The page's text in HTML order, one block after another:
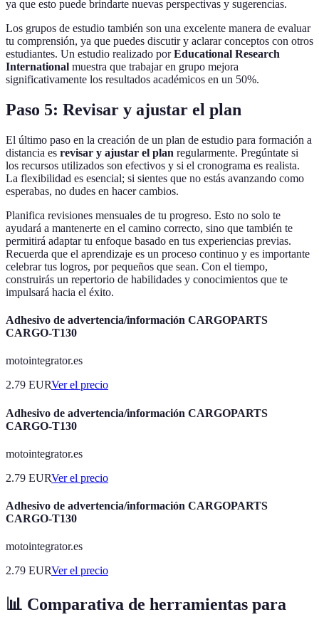
ya que esto puede brindarte nuevas perspectivas y sugerencias.
Los grupos de estudio también son una excelente manera de evaluar
tu comprensión, ya que puedes discutir y aclarar conceptos con otros
estudiantes. Un estudio realizado porEducational Research
International muestra que trabajar en grupo mejora
significativamente los resultados académicos en un 50%.
Paso 5: Revisar y ajustar el plan
El último paso en la creación de un plan de estudio para formación a
distancia es revisar y ajustar el plan regularmente. Pregúntate si
los recursos utilizados son efectivos y si el cronograma es realista.
La flexibilidad es esencial; si sientes que no estás avanzando como
esperabas, no dudes en hacer cambios.
Planifica revisiones mensuales de tu progreso. Esto no solo te
ayudará a mantenerte en el camino correcto, sino que también te
permitirá adaptar tu enfoque basado en tus experiencias previas.
Recuerda que el aprendizaje es un proceso continuo y es importante
celebrar tus logros, por pequeños que sean. Con el tiempo,
construirás un repertorio de habilidades y conocimientos que te
impulsará hacia el éxito.
Adhesivo de advertencia/información CARGOPARTS
CARGO-T130
motointegrator.es
2.79 EURVer el precio
Adhesivo de advertencia/información CARGOPARTS
CARGO-T130
motointegrator.es
2.79 EURVer el precio
Adhesivo de advertencia/información CARGOPARTS
CARGO-T130
motointegrator.es
2.79 EURVer el precio
📊 Comparativa de herramientas para